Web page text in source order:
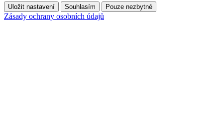
Uložit nastavení Souhlasím Pouze nezbytné
Zásady ochrany osobních údajů